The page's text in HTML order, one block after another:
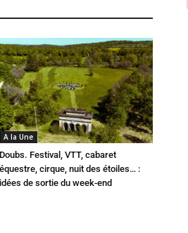
A la Une
Doubs. Festival, VTT, cabaret
équestre, cirque, nuit des étoiles… :
idées de sortie du week-end